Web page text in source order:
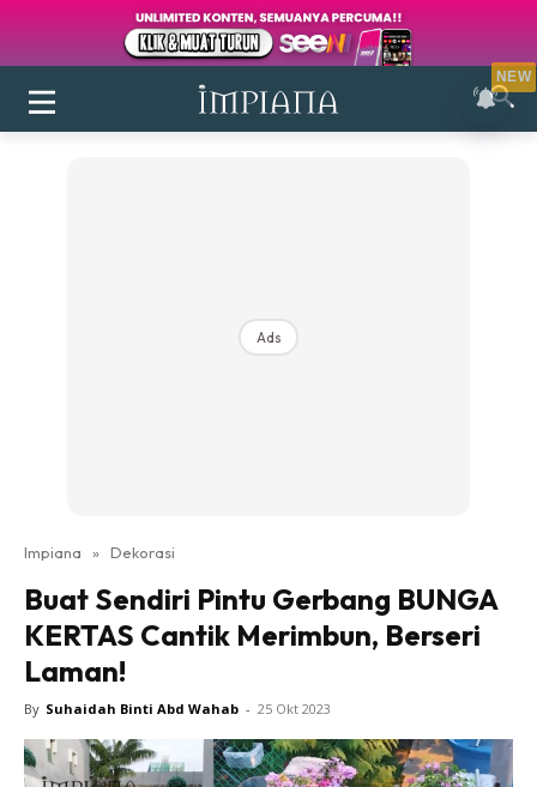
Login|Register
Ruang Makan
Ruang Tamu
Direktori
Interior Design
Landskap
DIY
Ads
Impiana » Dekorasi
Buat Sendiri Pintu Gerbang BUNGA
KERTAS Cantik Merimbun, Berseri
Laman!
By Suhaidah Binti Abd Wahab - 25 Okt 2023
NEW